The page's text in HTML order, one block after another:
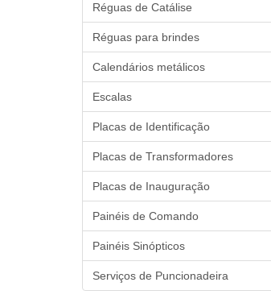
Réguas de Catálise
Réguas para brindes
Calendários metálicos
Escalas
Placas de Identificação
Placas de Transformadores
Placas de Inauguração
Painéis de Comando
Painéis Sinópticos
Serviços de Puncionadeira